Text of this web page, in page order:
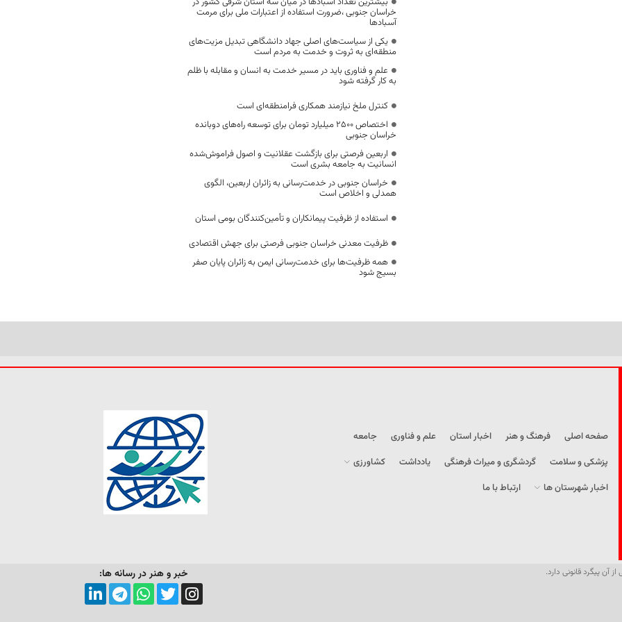
خراسان جنوبی ،ضرورت استفاده از اعتبارات ملی برای مرمت
آسبادها
یکی از سیاست‌های اصلی جهاد دانشگاهی تبدیل مزیت‌های
منطقه‌ای به ثروت و خدمت به مردم است
علم و فناوری باید در مسیر خدمت به انسان و مقابله با ظلم
به کار گرفته شود
کنترل ملخ نیازمند همکاری فرامنطقه‌ای است
اختصاص 2500 میلیارد تومان برای توسعه راه‌های دوبانده
خراسان جنوبی
اربعین فرصتی برای بازگشت عقلانیت و اصول فراموش‌شده
انسانیت به جامعه بشری است
خراسان جنوبی در خدمت‌رسانی به زائران اربعین، الگوی
همدلی و اخلاص است
استفاده از ظرفیت پیمانکاران و تأمین‌کنندگان بومی استان
ظرفیت معدنی خراسان جنوبی فرصتی برای جهش اقتصادی
همه ظرفیت‌ها برای خدمت‌رسانی ایمن به زائران پایان صفر
بسیج شود
صفحه اصلی فرهنگ و هنر اخبار استان علم و فناوری
جامعه
پزشکی و سلامت
گردشگری و میراث فرهنگی یادداشت
کشاورزی
اخبار شهرستان ها
ارتباط با ما
آن پیگرد قانونی دارد.
خبر و هنر در رسانه ها: